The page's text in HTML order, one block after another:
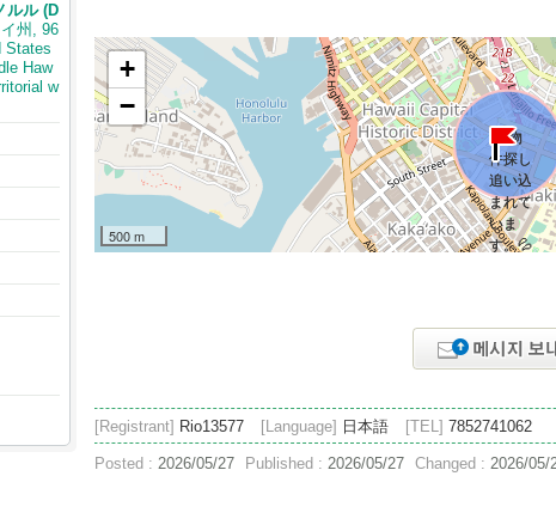
ルル (D
州, 96
States
Haw
w
+
−
500 m
[Registrant] Rio13577 [Language] 日本語 [TEL] 7852741062
Posted : 2026/05/27 Published : 2026/05/27 Changed : 2026/05/